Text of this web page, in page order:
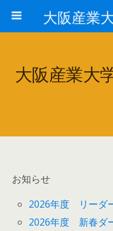
大阪産業大
お知らせ
2026年度 リーダ
2026年度 新春ダ